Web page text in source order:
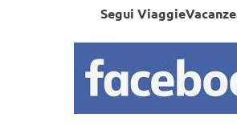
Segui